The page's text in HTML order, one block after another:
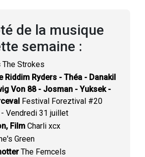
de la musique
semaine :
The Strokes
Riddim Ryders - Théa - Danakil
Von 88 - Josman - Yuksek -
Festival Foreztival #20
Vendredi 31 juillet
Film Charli xcx
Green
The Femcels